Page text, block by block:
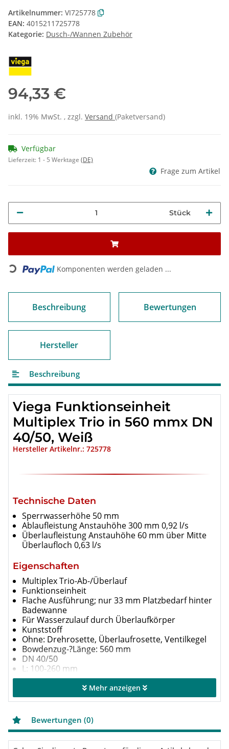
Artikelnummer: VI725778
EAN: 4015211725778
Kategorie: Dusch-/Wannen Zubehör
94,33 €
inkl. 19% MwSt. , zzgl. Versand (Paketversand)
Verfügbar
Lieferzeit: 1 - 5 Werktage (DE)
Frage zum Artikel
Stück
Loading... Komponenten werden geladen ...
Beschreibung Bewertungen
Hersteller
Beschreibung
Viega Funktionseinheit
Multiplex Trio in 560 mmx DN
40/50, Weiß
Hersteller Artikelnr.: 725778
Technische Daten
Sperrwasserhöhe 50 mm
Ablaufleistung Anstauhöhe 300 mm 0,92 l/s
Überlaufleistung Anstauhöhe 60 mm über Mitte
Überlaufloch 0,63 l/s
Eigenschaften
Multiplex Trio-Ab-/Überlauf
Funk­tionseinheit
Flache Ausführung; nur 33 mm Platzbedarf hinter
Badewanne
Für Wasserzulauf durch Über­laufkörper
Kunststoff
Ohne: Drehrosette, Überlaufrosette, Ventilkegel
Bowdenzug-?Länge: 560 mm
DN 40/50
L: 100-260 mm
H: 180-400 mm
Geeignet für Badewanne Standard sowie für
Badewanne mit Ablaufloch-Ø 52
Ausstattung
Zulaufflansch
Mehr anzeigen
Bewertungen (0)